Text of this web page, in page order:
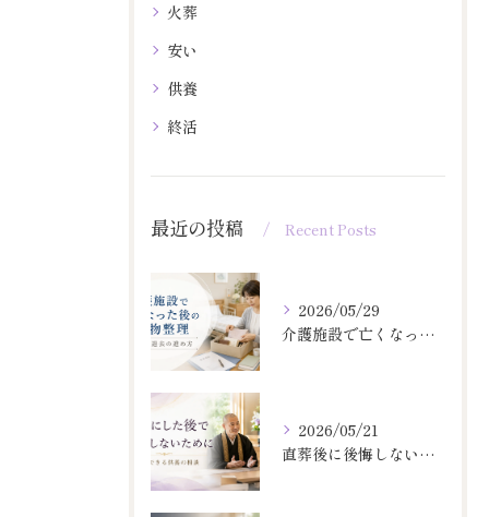
火葬
安い
供養
終活
最近の投稿 Recent Posts
2026/05/29
介護施設で亡くなった後の荷物整理
2026/05/21
直葬後に後悔しない供養相談